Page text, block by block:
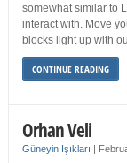
somewhat similar to
interact with. Move
blocks light up with
CONTINUE READING
Orhan Veli
Güneyin Işıkları |